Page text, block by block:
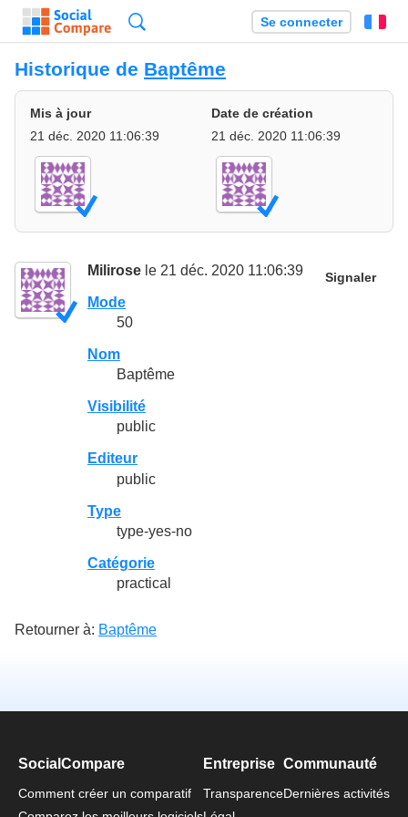
Se connecter
Historique de Baptême
Mis à jour
21 déc. 2020 11:06:39
Date de création
21 déc. 2020 11:06:39
Milirose le 21 déc. 2020 11:06:39 Signaler
Mode
50
Nom
Baptême
Visibilité
public
Editeur
public
Type
type-yes-no
Catégorie
practical
Retourner à: Baptême
SocialCompare
Comment créer un comparatif
Entreprise
Transparence
Communauté
Dernières activités